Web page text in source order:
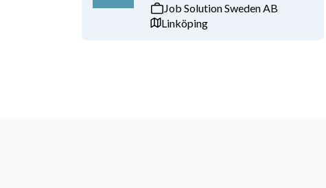
Job Solution Sweden AB
Linköping